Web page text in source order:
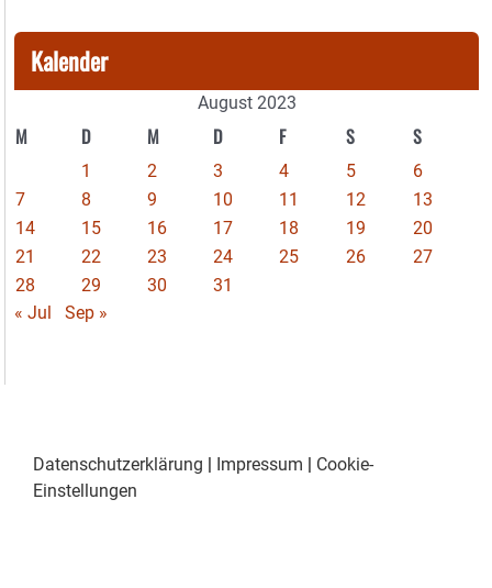
Kalender
August 2023
M D M D F S S
1 2 3 4 5
6
7
8 9 10 11 12
13
14
15 16 17 18 19
20
21
22 23 24 25 26
27
28
29 30
31
« Jul
Sep »
Datenschutzerklärung | Impressum | Cookie-
Einstellungen